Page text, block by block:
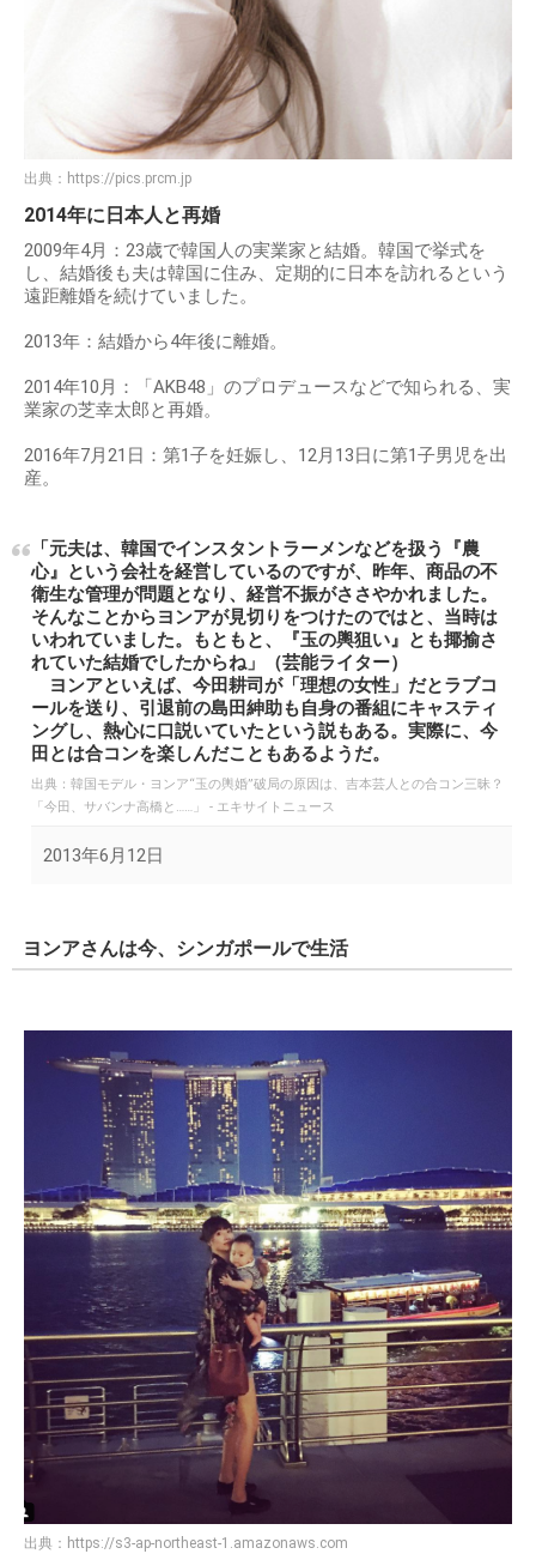
出典： https://pics.prcm.jp
2014年に日本人と再婚
2009年4月：23歳で韓国人の実業家と結婚。韓国で挙式を
し、結婚後も夫は韓国に住み、定期的に日本を訪れるという
遠距離婚を続けていました。
2013年：結婚から4年後に離婚。
2014年10月：「AKB48」のプロデュースなどで知られる、実
業家の芝幸太郎と再婚。
2016年7月21日：第1子を妊娠し、12月13日に第1子男児を出
産。
「元夫は、韓国でインスタントラーメンなどを扱う『農
心』という会社を経営しているのですが、昨年、商品の不
衛生な管理が問題となり、経営不振がささやかれました。
そんなことからヨンアが見切りをつけたのではと、当時は
いわれていました。もともと、『玉の輿狙い』とも揶揄さ
れていた結婚でしたからね」（芸能ライター）
ヨンアといえば、今田耕司が「理想の女性」だとラブコ
ールを送り、引退前の島田紳助も自身の番組にキャスティ
ングし、熱心に口説いていたという説もある。実際に、今
田とは合コンを楽しんだこともあるようだ。
出典： 韓国モデル・ヨンア“玉の輿婚”破局の原因は、吉本芸人との合コン三昧？
「今田、サバンナ高橋と……」 - エキサイトニュース
2013年6月12日
ヨンアさんは今、シンガポールで生活
出典： https://s3-ap-northeast-1.amazonaws.com